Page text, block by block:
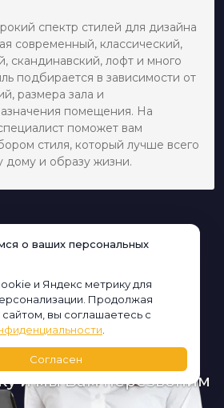
спектр стилей для дизайна
современный, классический,
скандинавский, лофт и много
подбирается в зависимости от
размера зала и
помещения. На
поможет вам
стиля, который лучше всего
и образу жизни.
и мы Вам перезвоним
о ваших персональных
и Яндекс метрику для
Продолжая
сайтом, вы соглашаетесь с
Согласен